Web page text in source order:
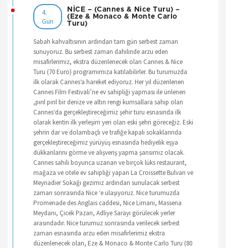
4.
Gün
NİCE – (Cannes & Nice Turu) –
(Eze & Monaco & Monte Carlo
Turu)
Sabah kahvaltısının ardından tam gün serbest zaman
sunuyoruz. Bu serbest zaman dahilinde arzu eden
misafirlerimiz, ekstra düzenlenecek olan Cannes & Nice
Turu (70 Euro) programımıza katılabilirler. Bu turumuzda
ilk olarak Cannes‘a hareket ediyoruz. Her yıl düzenlenen
Cannes Film Festivali’ne ev sahipliği yapması ile ünlenen
,pırıl pırıl bir denize ve altın rengi kumsallara sahip olan
Cannes‘da gerçekleştireceğimiz şehir turu esnasında ilk
olarak kentin ilk yerleşim yeri olan eski şehri göreceğiz. Eski
şehrin dar ve dolambaçlı ve trafiğe kapalı sokaklarında
gerçekleştireceğimiz yürüyüş esnasında hediyelik eşya
dükkanlarını görme ve alışveriş yapma şansımız olacak.
Cannes sahili boyunca uzanan ve birçok lüks restaurant,
mağaza ve otele ev sahipliği yapan La Croissette Bulvarı ve
Meynadier Sokağı gezimiz ardından sunulacak serbest
zaman sonrasında Nice ‘e ulaşıyoruz. Nice turumuzda
Promenade des Anglais caddesi, Nice Limanı, Massena
Meydanı, Çicek Pazarı, Adliye Sarayı görülecek yerler
arasındadır. Nice turumuz sonrasında verilecek serbest
zaman esnasında arzu eden misafirlerimiz ekstra
düzenlenecek olan, Eze & Monaco & Monte Carlo Turu (80